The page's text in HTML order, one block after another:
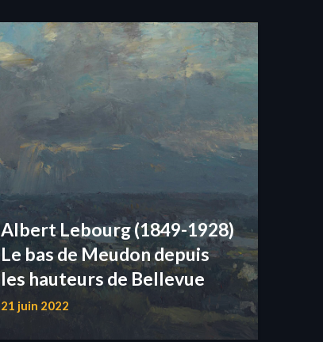
Albert Lebourg (1849-1928)
Le bas de Meudon depuis
les hauteurs de Bellevue
21 juin 2022